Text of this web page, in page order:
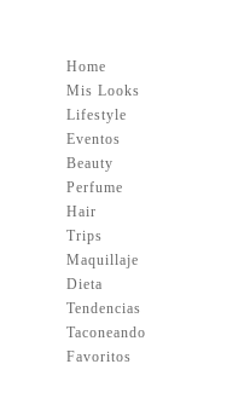
Home
Mis Looks
Lifestyle
Eventos
Beauty
Perfume
Hair
Trips
Maquillaje
Dieta
Tendencias
Taconeando
Favoritos